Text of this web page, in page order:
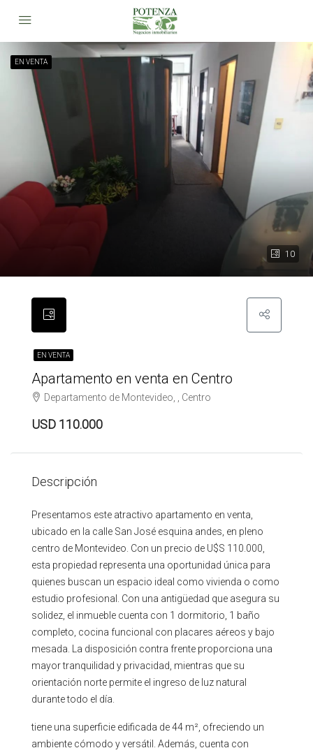
10
EN VENTA
EN VENTA
Apartamento en venta en Centro
Departamento de Montevideo, , Centro
USD 110.000
Descripción
Presentamos este atractivo apartamento en venta,
ubicado en la calle San José esquina andes, en pleno
centro de Montevideo. Con un precio de U$S 110.000,
esta propiedad representa una oportunidad única para
quienes buscan un espacio ideal como vivienda o como
estudio profesional. Con una antigüedad que asegura su
solidez, el inmueble cuenta con 1 dormitorio, 1 baño
completo, cocina funcional con placares aéreos y bajo
mesada. La disposición contra frente proporciona una
mayor tranquilidad y privacidad, mientras que su
orientación norte permite el ingreso de luz natural
durante todo el día.
tiene una superficie edificada de 44 m², ofreciendo un
ambiente cómodo y versátil. Además, cuenta con